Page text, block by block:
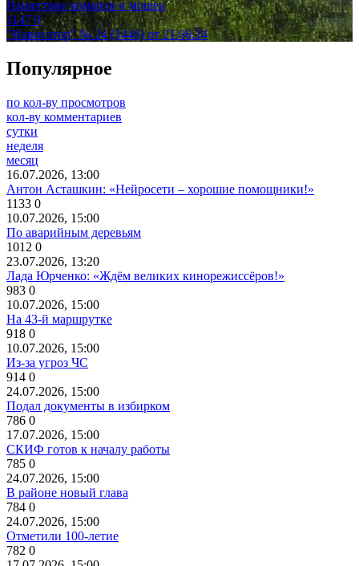
Нашествие комаров и мошек
1147 0
"Навигатор" № 24 (1446) от 21.06.24
Популярное
по кол-ву просмотров
кол-ву комментариев
сутки
неделя
месяц
16.07.2026, 13:00
Антон Асташкин: «Нейросети – хорошие помощники!»
1133 0
10.07.2026, 15:00
По аварийным деревьям
1012 0
23.07.2026, 13:20
Лада Юрченко: «Ждём великих кинорежиссёров!»
983 0
10.07.2026, 15:00
На 43-й маршрутке
918 0
10.07.2026, 15:00
Из-за угроз ЧС
914 0
24.07.2026, 15:00
Подал документы в избирком
786 0
17.07.2026, 15:00
СКИФ готов к началу работы
785 0
24.07.2026, 15:00
В районе новый глава
784 0
24.07.2026, 15:00
Отметили 100-летие
782 0